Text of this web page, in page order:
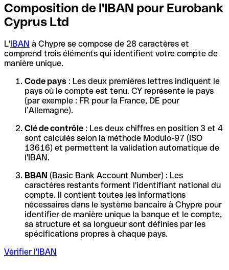
Composition de l'IBAN pour Eurobank
Cyprus Ltd
L'IBAN à Chypre se compose de 28 caractères et
comprend trois éléments qui identifient votre compte de
manière unique.
Code pays : Les deux premières lettres indiquent le
pays où le compte est tenu. CY représente le pays
(par exemple : FR pour la France, DE pour
l’Allemagne).
Clé de contrôle : Les deux chiffres en position 3 et 4
sont calculés selon la méthode Modulo-97 (ISO
13616) et permettent la validation automatique de
l'IBAN.
BBAN (Basic Bank Account Number) : Les
caractères restants forment l'identifiant national du
compte. Il contient toutes les informations
nécessaires dans le système bancaire à Chypre pour
identifier de manière unique la banque et le compte,
sa structure et sa longueur sont définies par les
spécifications propres à chaque pays.
Vérifier l'IBAN